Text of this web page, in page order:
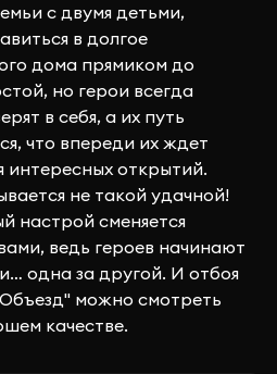
с двумя детьми,
в долгое
дома прямиком до
но герои всегда
в себя, а их путь
что впереди их ждет
интересных открытий.
не такой удачной!
настрой сменяется
ведь героев начинают
одна за другой. И отбоя
можно смотреть
качестве.